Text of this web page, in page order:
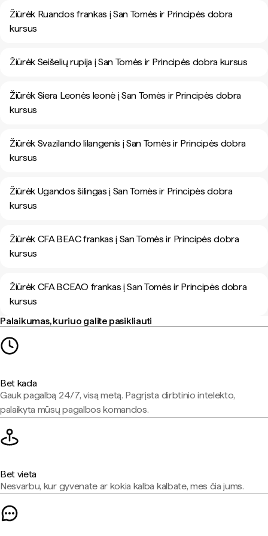
Žiūrėk Ruandos frankas į San Tomės ir Principės dobra
kursus
Žiūrėk Seišelių rupija į San Tomės ir Principės dobra kursus
Žiūrėk Siera Leonės leonė į San Tomės ir Principės dobra
kursus
Žiūrėk Svazilando lilangenis į San Tomės ir Principės dobra
kursus
Žiūrėk Ugandos šilingas į San Tomės ir Principės dobra
kursus
Žiūrėk CFA BEAC frankas į San Tomės ir Principės dobra
kursus
Žiūrėk CFA BCEAO frankas į San Tomės ir Principės dobra
kursus
Palaikumas, kuriuo galite pasikliauti
Bet kada
Gauk pagalbą 24/7, visą metą. Pagrįsta dirbtinio intelekto,
palaikyta mūsų pagalbos komandos.
Bet vieta
Nesvarbu, kur gyvenate ar kokia kalba kalbate, mes čia jums.